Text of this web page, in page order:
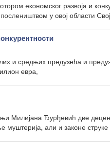
економског развоја и
у овој области Свој
и средњих предузећа и
евра,
Милијана Ђурђевић две
муштерија, али и законе струке